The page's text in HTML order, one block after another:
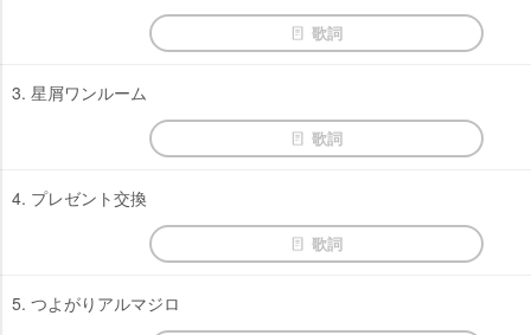
歌詞
3. 星屑ワンルーム
歌詞
4. プレゼント交換
歌詞
5. つよがりアルマジロ